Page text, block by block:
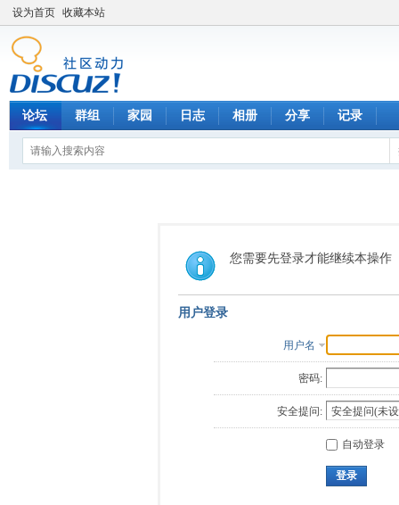
设为首页 收藏本站
论坛 群组 家园 日志 相册 分享 记录
您需要先登录才能继续本操作
用户登录
用户名
密码:
安全提问:
自动登录
登录